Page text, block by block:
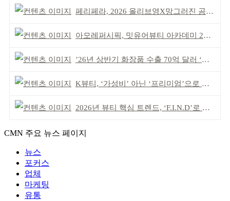
페리페라, 2026 올리브영X망그러진 곰 콜라보
아모레퍼시픽, 밋유어뷰티 아카데미 2기 발대식
’26년 상반기 화장품 수출 70억 달러 ‘역대 최고’
K뷰티, ‘가성비’ 아닌 ‘프리미엄’으로 승부걸어야
2026년 뷰티 핵심 트렌드, ‘F.I.N.D’로 읽는다
CMN 주요 뉴스 페이지
뉴스
포커스
업체
마케팅
유통